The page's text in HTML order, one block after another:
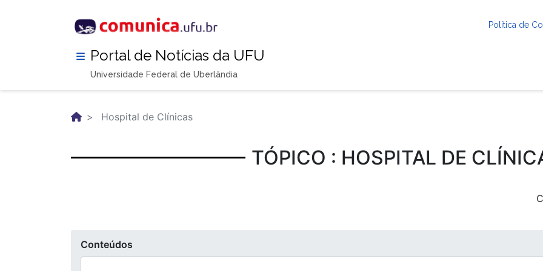
Política de
Portal de Notícias da UFU
Universidade Federal de Uberlândia
Hospital de Clínicas
TÓPICO : HOSPITAL DE
Conteúdos